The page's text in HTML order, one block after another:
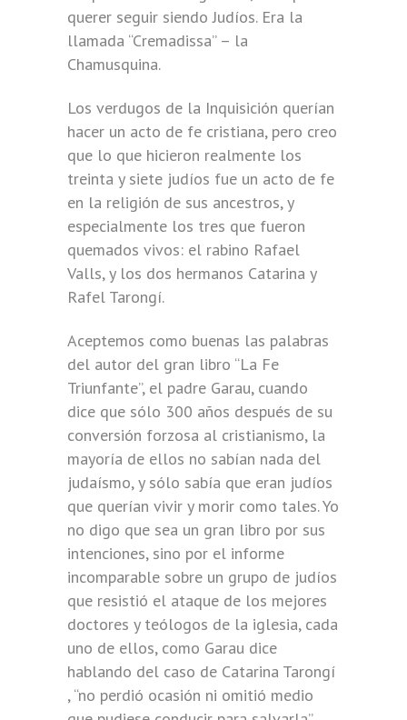
querer seguir siendo Judíos. Era la
llamada “Cremadissa” – la
Chamusquina.
Los verdugos de la Inquisición querían
hacer un acto de fe cristiana, pero creo
que lo que hicieron realmente los
treinta y siete judíos fue un acto de fe
en la religión de sus ancestros, y
especialmente los tres que fueron
quemados vivos: el rabino Rafael
Valls, y los dos hermanos Catarina y
Rafel Tarongí.
Aceptemos como buenas las palabras
del autor del gran libro “La Fe
Triunfante”, el padre Garau, cuando
dice que sólo 300 años después de su
conversión forzosa al cristianismo, la
mayoría de ellos no sabían nada del
judaísmo, y sólo sabía que eran judíos
que querían vivir y morir como tales. Yo
no digo que sea un gran libro por sus
intenciones, sino por el informe
incomparable sobre un grupo de judíos
que resistió el ataque de los mejores
doctores y teólogos de la iglesia, cada
uno de ellos, como Garau dice
hablando del caso de Catarina Tarongí
, “no perdió ocasión ni omitió medio